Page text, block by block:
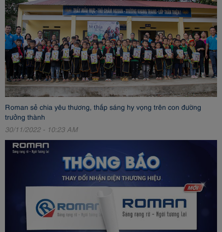
Roman sẻ chia yêu thương, thắp sáng hy vọng trên con đường
trưởng thành
30/11/2022 - 10:23 AM